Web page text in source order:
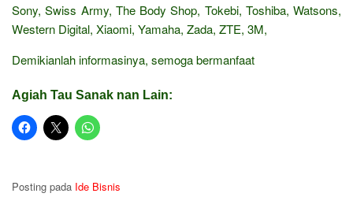
Sony, Swiss Army, The Body Shop, Tokebi, Toshiba, Watsons,
Western Digital, Xiaomi, Yamaha, Zada, ZTE, 3M,
Demikianlah informasinya, semoga bermanfaat
Agiah Tau Sanak nan Lain:
Posting pada Ide Bisnis